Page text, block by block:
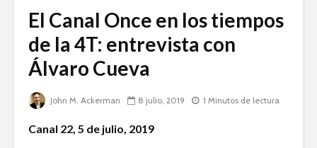
El Canal Once en los tiempos
de la 4T: entrevista con
Álvaro Cueva
John M. Ackerman 8 julio, 2019 1 Minutos de lectura
Canal 22, 5 de julio, 2019
Moisés Garduño:
Irán y el futuro del
mundo
UAM en
David
Dolores